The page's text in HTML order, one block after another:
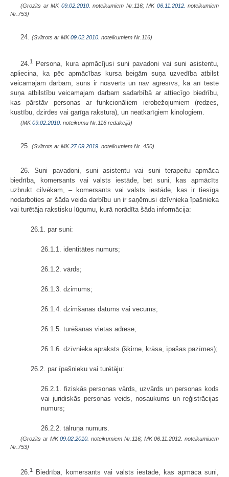
(Grozīts ar MK 09.02.2010. noteikumiem Nr.116; MK 06.11.2012. noteikumiem
Nr.753)
24. (Svītrots ar MK09.02.2010. noteikumiem Nr.116)
24.1
Persona, kura apmācījusi suni pavadoni vai suni asistentu,
apliecina, ka pēc apmācības kursa beigām suņa uzvedība atbilst
veicamajam darbam, suns ir nosvērts un nav agresīvs, kā arī testē
suņa atbilstību veicamajam darbam sadarbībā ar attiecīgo biedrību,
kas pārstāv personas ar funkcionāliem ierobežojumiem (redzes,
kustību, dzirdes vai garīga rakstura), un neatkarīgiem kinologiem.
(MK09.02.2010. noteikumu Nr.116 redakcijā)
25. (Svītrots ar MK27.09.2019. noteikumiem Nr. 450)
26. Suni pavadoni, suni asistentu vai suni terapeitu apmāca
biedrība, komersants vai valsts iestāde, bet suni, kas apmācīts
uzbrukt cilvēkam, – komersants vai valsts iestāde, kas ir tiesīga
nodarboties ar šāda veida darbību un ir saņēmusi dzīvnieka īpašnieka
vai turētāja rakstisku lūgumu, kurā norādīta šāda informācija:
26.1. par suni:
26.1.1. identitātes numurs;
26.1.2. vārds;
26.1.3. dzimums;
26.1.4. dzimšanas datums vai vecums;
26.1.5. turēšanas vietas adrese;
26.1.6. dzīvnieka apraksts (šķirne, krāsa, īpašas pazīmes);
26.2. par īpašnieku vai turētāju:
26.2.1. fiziskās personas vārds, uzvārds un personas kods
vai juridiskās personas veids, nosaukums un reģistrācijas
numurs;
26.2.2. tālruņa numurs.
(Grozīts ar MK09.02.2010. noteikumiem Nr.116; MK 06.11.2012. noteikumiuem
Nr.753)
26.1
Biedrība, komersants vai valsts iestāde, kas apmāca suni,